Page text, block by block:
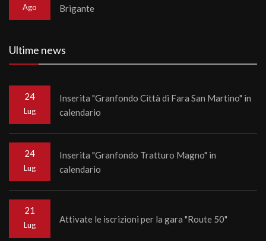
Ago
Brigante
Ultime news
24
Lug
Inserita "Granfondo Città di Fara San Martino" in
calendario
24
Lug
Inserita "Granfondo Tratturo Magno" in
calendario
21
Lug
Attivate le iscrizioni per la gara "Route 50"